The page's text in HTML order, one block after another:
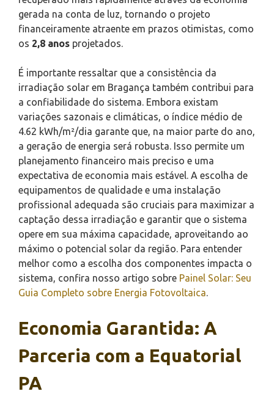
gerada na conta de luz, tornando o projeto
financeiramente atraente em prazos otimistas, como
os 2,8 anos projetados.
É importante ressaltar que a consistência da
irradiação solar em Bragança também contribui para
a confiabilidade do sistema. Embora existam
variações sazonais e climáticas, o índice médio de
4.62 kWh/m²/dia garante que, na maior parte do ano,
a geração de energia será robusta. Isso permite um
planejamento financeiro mais preciso e uma
expectativa de economia mais estável. A escolha de
equipamentos de qualidade e uma instalação
profissional adequada são cruciais para maximizar a
captação dessa irradiação e garantir que o sistema
opere em sua máxima capacidade, aproveitando ao
máximo o potencial solar da região. Para entender
melhor como a escolha dos componentes impacta o
sistema, confira nosso artigo sobre Painel Solar: Seu
Guia Completo sobre Energia Fotovoltaica
Economia Garantida: A
Parceria com a Equatorial
PA